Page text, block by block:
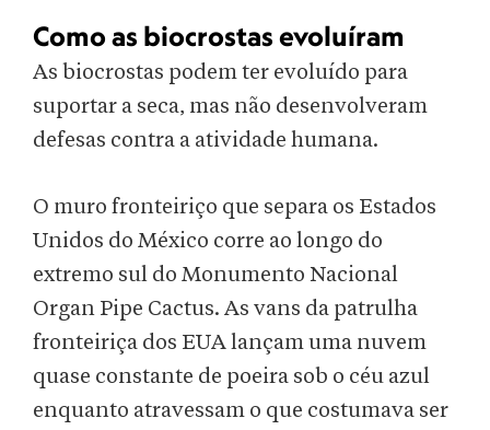
Como as biocrostas evoluíram
As biocrostas podem ter evoluído para
suportar a seca, mas não desenvolveram
defesas contra a atividade humana.
O muro fronteiriço que separa os Estados
Unidos do México corre ao longo do
extremo sul do Monumento Nacional
Organ Pipe Cactus. As vans da patrulha
fronteiriça dos EUA lançam uma nuvem
quase constante de poeira sob o céu azul
enquanto atravessam o que costumava ser